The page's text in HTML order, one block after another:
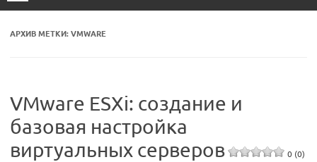
АРХИВ МЕТКИ:VMWARE
VMware ESXi: создание и
базовая настройка
виртуальных серверов
0 (0)